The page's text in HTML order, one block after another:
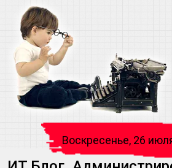
Воскресенье, 26